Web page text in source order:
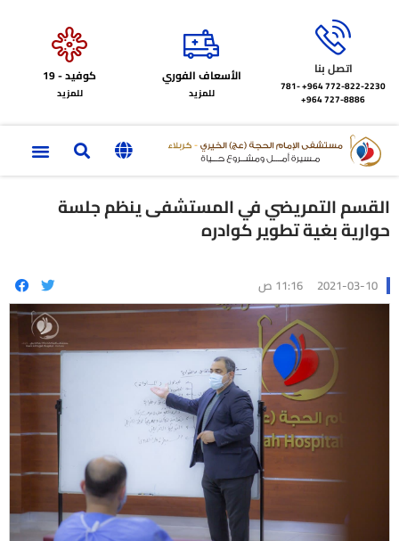
اتصل بنا
772-822-2230‏ 964+
781-
727-8886 964+
الأسعاف الفوري
للمزيد
كوفيد - 19
للمزيد
القسم التمريضي في المستشفى ينظم جلسة
حوارية بغية تطوير كوادره
2021-03-10 11:16 ص